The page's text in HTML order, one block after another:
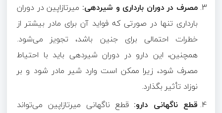
مصرف در دوران بارداری و شیردهی: میرتازاپین در دوران
بارداری تنها در صورتی که فواید آن برای مادر بیشتر از
خطرات احتمالی برای جنین باشد، تجویز می‌شود.
همچنین، این دارو در دوران شیردهی باید با احتیاط
مصرف شود، زیرا ممکن است وارد شیر مادر شود و بر
نوزاد تأثیر بگذارد.
قطع ناگهانی دارو: قطع ناگهانی میرتازاپین می‌تواند